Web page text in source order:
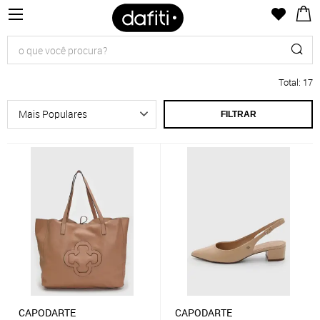
Total: 17
FILTRAR
CAPODARTE
CAPODARTE